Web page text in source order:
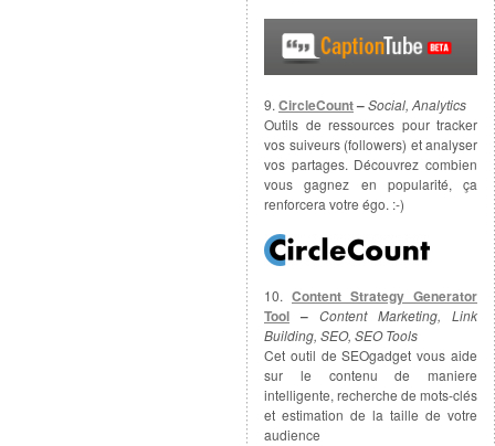
9. CircleCount–Social, Analytics
Outils de ressources pour tracker
vos suiveurs (followers) et analyser
vos partages. Découvrez combien
vous gagnez en popularité, ça
renforcera votre égo. :-)
10. Content Strategy Generator
Tool – Content Marketing, Link
Building, SEO, SEO Tools
Cet outil de SEOgadget vous aide
sur le contenu de maniere
intelligente, recherche de mots-clés
et estimation de la taille de votre
audience